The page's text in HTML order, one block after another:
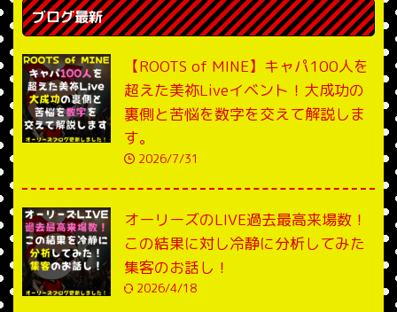
ブログ最新
【ROOTS of MINE】キャパ100人を
超えた美祢Liveイベント！大成功の
裏側と苦悩を数字を交えて解説しま
す。
2026/7/31
オーリーズのLIVE過去最高来場数！
この結果に対し冷静に分析してみた
集客のお話し！
2026/4/18